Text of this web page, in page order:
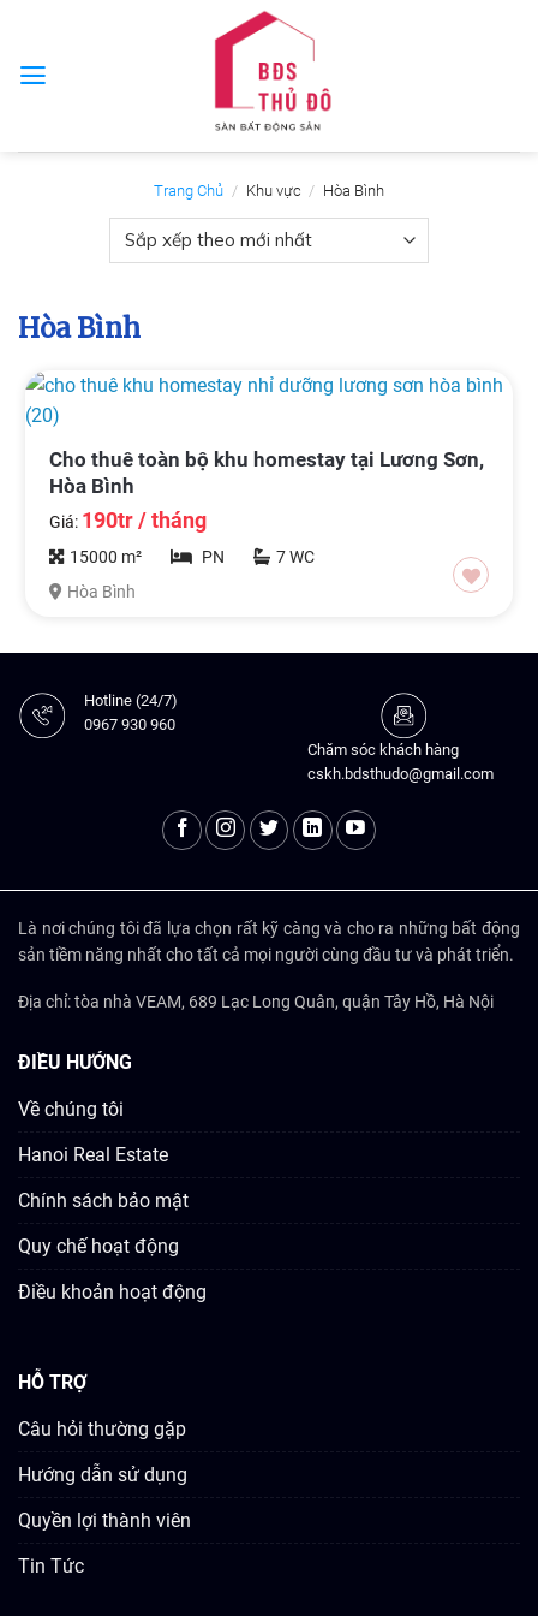
content
Trang Chủ / Khu vực / Hòa Bình
Hòa Bình
Cho thuê toàn bộ khu homestay tại Lương Sơn,
Hòa Bình
Giá: 190tr / tháng
15000 m² PN
7 WC
Hòa Bình
Hotline (24/7)
0967 930 960
Chăm sóc khách hàng
cskh.bdsthudo@gmail.com
Là nơi chúng tôi đã lựa chọn rất kỹ càng và cho ra những bất động
sản tiềm năng nhất cho tất cả mọi người cùng đầu tư và phát triển.
Địa chỉ: tòa nhà VEAM, 689 Lạc Long Quân, quận Tây Hồ, Hà Nội
ĐIỀU HƯỚNG
Về chúng tôi
Hanoi Real Estate
Chính sách bảo mật
Quy chế hoạt động
Điều khoản hoạt động
HỖ TRỢ
Câu hỏi thường gặp
Hướng dẫn sử dụng
Quyền lợi thành viên
Tin Tức